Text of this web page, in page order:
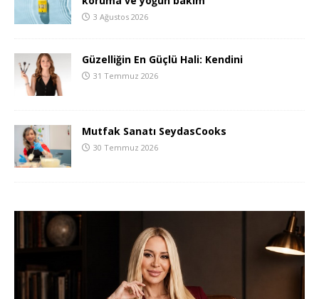
3 Ağustos 2026
Güzelliğin En Güçlü Hali: Kendini
31 Temmuz 2026
Mutfak Sanatı SeydasCooks
30 Temmuz 2026